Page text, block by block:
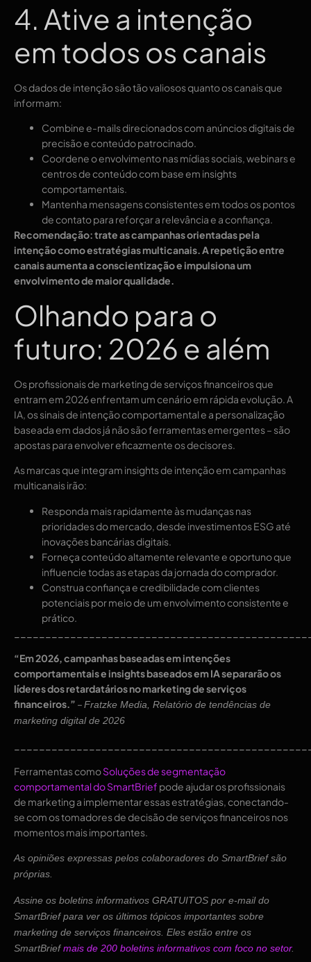
4. Ative a intenção
em todos os canais
Os dados de intenção são tão valiosos quanto os canais que
informam:
Combine e-mails direcionados com anúncios digitais de
precisão e conteúdo patrocinado.
Coordene o envolvimento nas mídias sociais, webinars e
centros de conteúdo com base em insights
comportamentais.
Mantenha mensagens consistentes em todos os pontos
de contato para reforçar a relevância e a confiança.
Recomendação: trate as campanhas orientadas pela
intenção como estratégias multicanais. A repetição entre
canais aumenta a conscientização e impulsiona um
envolvimento de maior qualidade.
Olhando para o
futuro: 2026 e além
Os profissionais de marketing de serviços financeiros que
entram em 2026 enfrentam um cenário em rápida evolução. A
IA, os sinais de intenção comportamental e a personalização
baseada em dados já não são ferramentas emergentes – são
apostas para envolver eficazmente os decisores.
As marcas que integram insights de intenção em campanhas
multicanais irão:
Responda mais rapidamente às mudanças nas
prioridades do mercado, desde investimentos ESG até
inovações bancárias digitais.
Forneça conteúdo altamente relevante e oportuno que
influencie todas as etapas da jornada do comprador.
Construa confiança e credibilidade com clientes
potenciais por meio de um envolvimento consistente e
prático.
“Em 2026, campanhas baseadas em intenções
comportamentais e insights baseados em IA separarão os
líderes dos retardatários no marketing de serviços
financeiros.” –Fratzke Media, Relatório de tendências de
marketing digital de 2026
Ferramentas comoSoluções de segmentação
comportamental do SmartBrief pode ajudar os profissionais
de marketing a implementar essas estratégias, conectando-
se com os tomadores de decisão de serviços financeiros nos
momentos mais importantes.
As opiniões expressas pelos colaboradores do SmartBrief são
próprias.
Assine os boletins informativos GRATUITOS por e-mail do
SmartBrief para ver os últimos tópicos importantes sobre
marketing de serviços financeiros. Eles estão entre os
SmartBriefmais de 200 boletins informativos com foco no setor.